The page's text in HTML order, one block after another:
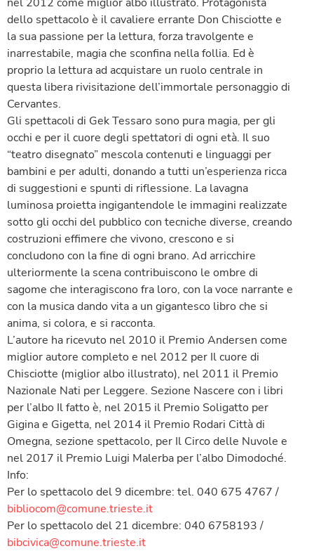
dello spettacolo è il cavaliere errante Don Chisciotte e
la sua passione per la lettura, forza travolgente e
inarrestabile, magia che sconfina nella follia. Ed è
proprio la lettura ad acquistare un ruolo centrale in
questa libera rivisitazione dell’immortale personaggio di
Cervantes.
Gli spettacoli di Gek Tessaro sono pura magia, per gli
occhi e per il cuore degli spettatori di ogni età. Il suo
“teatro disegnato” mescola contenuti e linguaggi per
bambini e per adulti, donando a tutti un’esperienza ricca
di suggestioni e spunti di riflessione. La lavagna
luminosa proietta ingigantendole le immagini realizzate
sotto gli occhi del pubblico con tecniche diverse, creando
costruzioni effimere che vivono, crescono e si
concludono con la fine di ogni brano. Ad arricchire
ulteriormente la scena contribuiscono le ombre di
sagome che interagiscono fra loro, con la voce narrante e
con la musica dando vita a un gigantesco libro che si
anima, si colora, e si racconta.
L’autore ha ricevuto nel 2010 il Premio Andersen come
miglior autore completo e nel 2012 per Il cuore di
Chisciotte (miglior albo illustrato), nel 2011 il Premio
Nazionale Nati per Leggere. Sezione Nascere con i libri
per l’albo Il fatto è, nel 2015 il Premio Soligatto per
Gigina e Gigetta, nel 2014 il Premio Rodari Città di
Omegna, sezione spettacolo, per Il Circo delle Nuvole e
nel 2017 il Premio Luigi Malerba per l’albo Dimodoché.
Info:
Per lo spettacolo del 9 dicembre: tel. 040 675 4767 /
bibliocom@comune.trieste.it
Per lo spettacolo del 21 dicembre: 040 6758193 /
bibcivica@comune.trieste.it